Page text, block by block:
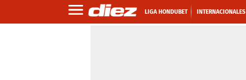
LIGA HONDUBET INTERNACIONALES